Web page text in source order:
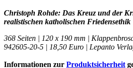
Christoph Rohde: Das Kreuz und der
realistischen katholischen Friedensethik
368 Seiten | 120 x 190 mm |
942605-20-5 | 18,50 Euro | Lepanto
Informationen zur Produktsicherheit